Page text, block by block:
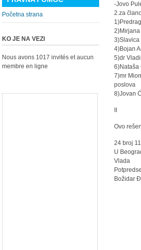
-Jovo
2.za
3)Slavica
4)Bojan
5)dr
6)Nataša
7)mr
poslova
8)Jovan
Ovo
24 broj
U
Vlada
Božidar
Početna strana
KO JE NA VEZI
Nous avons 1017 invités et aucun
membre en ligne